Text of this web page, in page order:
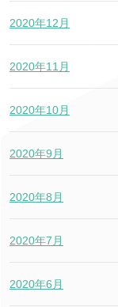
2020年12月
2020年11月
2020年10月
2020年9月
2020年8月
2020年7月
2020年6月